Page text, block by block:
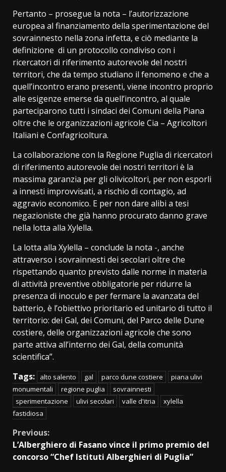
Pertanto – prosegue la nota – l’autorizzazione
europea al finanziamento della sperimentazione del
sovrainnesto nella zona infetta, e ciò mediante la
definizione di un protocollo condiviso con i
ricercatori di riferimento autorevole del nostri
territori, che da tempo studiano il fenomeno e che a
quell’incontro erano presenti, viene incontro proprio
alle esigenze emerse da quell’incontro, al quale
parteciparono tutti i sindaci dei Comuni della Piana
oltre che le organizzazioni agricole Cia – Agricoltori
Italiani e Confagricoltura.
La collaborazione con la Regione Puglia di ricercatori
di riferimento autorevole dei nostri territori è la
massima garanzia per gli olivicoltori, per non esporli
a innesti improvvisati, a rischio di contagio, ad
aggravio economico. E per non dare alibi a tesi
negazioniste che già hanno procurato danno grave
nella lotta alla Xylella.
La lotta alla Xylella – conclude la nota -, anche
attraverso i sovrainnesti dei secolari oltre che
rispettando quanto previsto dalle norme in materia
di attività preventive obbligatorie per ridurre la
presenza di inoculo e per fermare la avanzata del
batterio, è l’obiettivo prioritario ed unitario di tutto il
territorio: dei Gal, dei Comuni, del Parco delle Dune
costiere, delle organizzazioni agricole che sono
parte attiva all’interno dei Gal, della comunità
scientifica”.
Tags:
alto salento gal parco dune costiere
piana ulivi
monumentali
regione puglia
sovrainnesti
sperimentazione
ulivi secolari valle d'itria
xylella
fastidiosa
Continue
Reading
Previous:
L’Alberghiero di Fasano vince il primo premio del
concorso “Chef Istituti Alberghieri di Puglia”